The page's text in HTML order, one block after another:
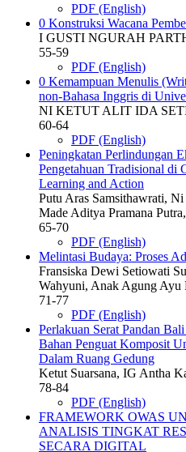
PDF (English)
0 Konstruksi Wacana
I GUSTI NGURAH
55-59
PDF (English)
0 Kemampuan Menulis
non-Bahasa Inggris di
NI KETUT ALIT IDA
60-64
PDF (English)
Peningkatan Perlindungan
Pengetahuan Tradisional di
Learning and Action
Putu Aras Samsithawrati,
Made Aditya Pramana
65-70
PDF (English)
Melintasi Budaya: Proses
Fransiska Dewi Setiowati
Wahyuni, Anak Agung Ayu
71-77
PDF (English)
Perlakuan Serat Pandan
Bahan Penguat Komposit
Dalam Ruang Gedung
Ketut Suarsana, IG Antha
78-84
PDF (English)
FRAMEWORK OWAS
ANALISIS TINGKAT
SECARA DIGITAL